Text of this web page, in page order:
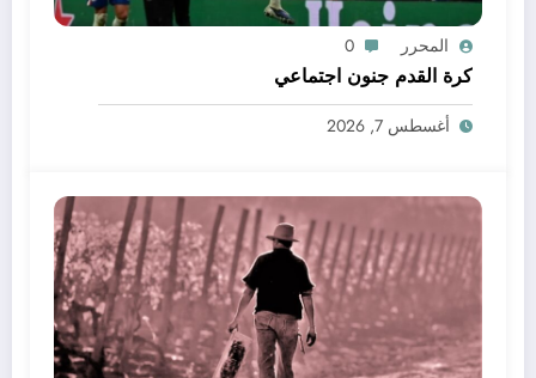
المحرر 0
كرة القدم جنون اجتماعي
أغسطس 7, 2026